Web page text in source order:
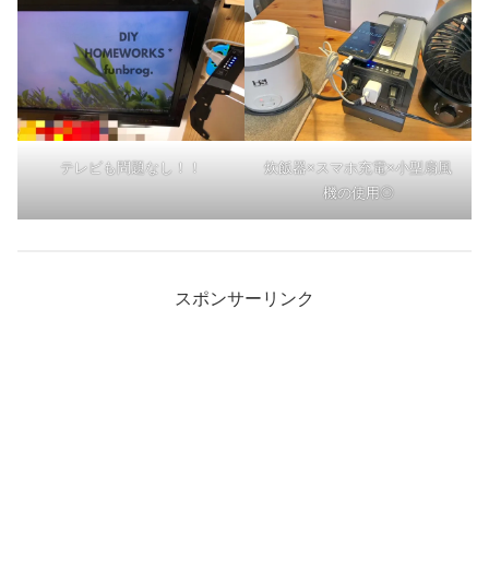
テレビも問題なし！！
炊飯器×スマホ充電×小型扇風
機の使用◎
スポンサーリンク